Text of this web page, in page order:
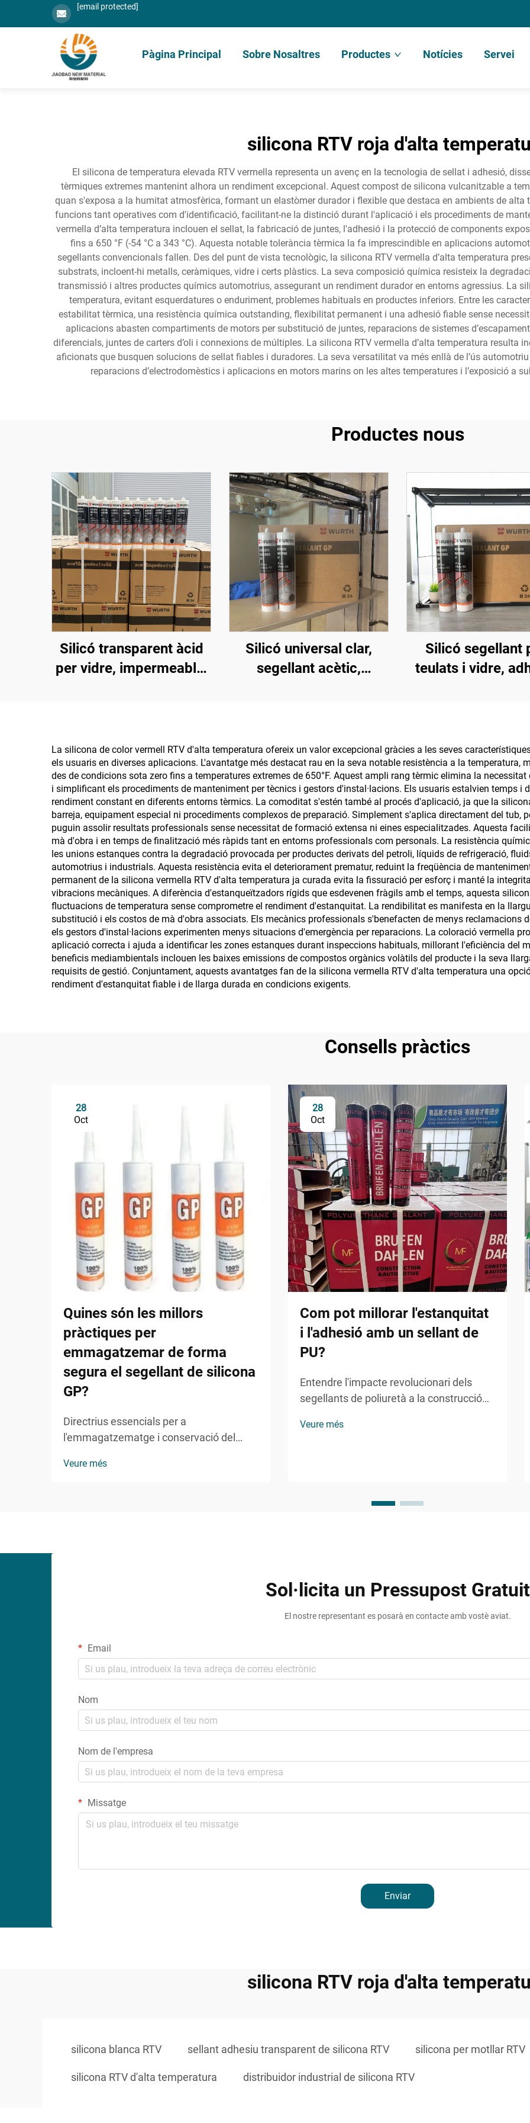
[email protected]
Pàgina Principal Sobre Nosaltres Productes Notícies Servei
silicona RTV roja d'alta
El silicona de temperatura elevada RTV vermella representa un avenç en la tecnologia de sellat i adhesió,
tèrmiques extremes mantenint alhora un rendiment excepcional. Aquest compost de silicona vulcanitzable a
quan s'exposa a la humitat atmosfèrica, formant un elastòmer durador i flexible que destaca en ambients de
funcions tant operatives com d'identificació, facilitant-ne la distinció durant l'aplicació i els procediments de
vermella d’alta temperatura inclouen el sellat, la fabricació de juntes, l'adhesió i la protecció de components
fins a 650 °F (-54 °C a 343 °C). Aquesta notable tolerància tèrmica la fa imprescindible en aplicacions
segellants convencionals fallen. Des del punt de vista tecnològic, la silicona RTV vermella d’alta temperatura
substrats, incloent-hi metalls, ceràmiques, vidre i certs plàstics. La seva composició química resisteix la
transmissió i altres productes químics automotrius, assegurant un rendiment durador en entorns agressius. La
temperatura, evitant esquerdatures o enduriment, problemes habituals en productes inferiors. Entre les
estabilitat tèrmica, una resistència química outstanding, flexibilitat permanent i una adhesió fiable sense
aplicacions abasten compartiments de motors per substitució de juntes, reparacions de sistemes
diferencials, juntes de carters d’oli i connexions de múltiples. La silicona RTV vermella d’alta temperatura resulta
aficionats que busquen solucions de sellat fiables i duradores. La seva versatilitat va més enllà de l’ús
reparacions d’electrodomèstics i aplicacions en motors marins on les altes temperatures i l’exposició a
Productes nous
Silicó transparent àcid
per vidre, impermeable,
Silicó universal clar,
segellant acètic,
Silicó segellant
teulats i vidre,
La silicona de color vermell RTV d'alta temperatura ofereix un valor excepcional gràcies a les seves
els usuaris en diverses aplicacions. L'avantatge més destacat rau en la seva notable resistència a la
des de condicions sota zero fins a temperatures extremes de 650°F. Aquest ampli rang tèrmic elimina la
i simplificant els procediments de manteniment per tècnics i gestors d'instal·lacions. Els usuaris estalvien temps i
rendiment constant en diferents entorns tèrmics. La comoditat s'estén també al procés d'aplicació, ja que la
barreja, equipament especial ni procediments complexos de preparació. Simplement s'aplica directament del tub,
puguin assolir resultats professionals sense necessitat de formació extensa ni eines especialitzades. Aquesta
mà d'obra i en temps de finalització més ràpids tant en entorns professionals com personals. La resistència
les unions estanques contra la degradació provocada per productes derivats del petroli, líquids de refrigeració,
automotrius i industrials. Aquesta resistència evita el deteriorament prematur, reduint la freqüència de
permanent de la silicona vermella RTV d'alta temperatura ja curada evita la fissuració per esforç i manté la
vibracions mecàniques. A diferència d'estanqueïtzadors rígids que esdevenen fràgils amb el temps, aquesta
fluctuacions de temperatura sense comprometre el rendiment d'estanquitat. La rendibilitat es manifesta en la
substitució i els costos de mà d'obra associats. Els mecànics professionals s'benefacten de menys reclamacions
els gestors d'instal·lacions experimenten menys situacions d'emergència per reparacions. La coloració vermella
aplicació correcta i ajuda a identificar les zones estanques durant inspeccions habituals, millorant l'eficiència del
beneficis mediambientals inclouen les baixes emissions de compostos orgànics volàtils del producte i la seva
requisits de gestió. Conjuntament, aquests avantatges fan de la silicona vermella RTV d'alta temperatura una
rendiment d'estanquitat fiable i de llarga durada en condicions exigents.
Consells pràctics
28
Oct
Quines són les millors
pràctiques per
emmagatzemar de forma
segura el segellant de silicona
GP?
Directrius essencials per a
l'emmagatzematge i conservació del
silicona GP s'ha convertit en un producte
Veure més
28
Oct
Com pot millorar l'estanquitat
i l'adhesió amb un sellant de
PU?
Entendre l'impacte revolucionari dels
segellants de poliuretà a la construcció
manteniment ha presenciat grans
Veure més
Sol·licita un Pressupost Gratuit
El nostre representant es posarà en contacte amb vostè aviat.
Email
Nom
Nom de l'empresa
Missatge
Enviar
silicona RTV roja d'alta
silicona blanca RTV sellant adhesiu transparent de silicona RTV silicona per motllar RTV
silicona RTV d'alta temperatura distribuidor industrial de silicona RTV